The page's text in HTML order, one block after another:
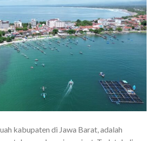
kabupaten di Jawa Barat, adalah